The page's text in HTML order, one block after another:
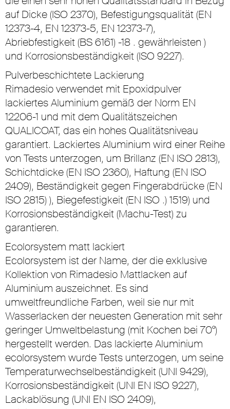
auf Dicke (ISO 2370), Befestigungsqualität (EN
12373-4, EN 12373-5, EN 12373-7),
Abriebfestigkeit (BS 6161) -18 . gewährleisten )
und Korrosionsbeständigkeit (ISO 9227).
Pulverbeschichtete Lackierung
Rimadesio verwendet mit Epoxidpulver
lackiertes Aluminium gemäß der Norm EN
12206-1 und mit dem Qualitätszeichen
QUALICOAT, das ein hohes Qualitätsniveau
garantiert. Lackiertes Aluminium wird einer Reihe
von Tests unterzogen, um Brillanz (EN ISO 2813),
Schichtdicke (EN ISO 2360), Haftung (EN ISO
2409), Beständigkeit gegen Fingerabdrücke (EN
ISO 2815) ), Biegefestigkeit (EN ISO .) 1519) und
Korrosionsbeständigkeit (Machu-Test) zu
garantieren.
Ecolorsystem matt lackiert
Ecolorsystem ist der Name, der die exklusive
Kollektion von Rimadesio Mattlacken auf
Aluminium auszeichnet. Es sind
umweltfreundliche Farben, weil sie nur mit
Wasserlacken der neuesten Generation mit sehr
geringer Umweltbelastung (mit Kochen bei 70°)
hergestellt werden. Das lackierte Aluminium
ecolorsystem wurde Tests unterzogen, um seine
Temperaturwechselbeständigkeit (UNI 9429),
Korrosionsbeständigkeit (UNI EN ISO 9227),
Lackablösung (UNI EN ISO 2409),